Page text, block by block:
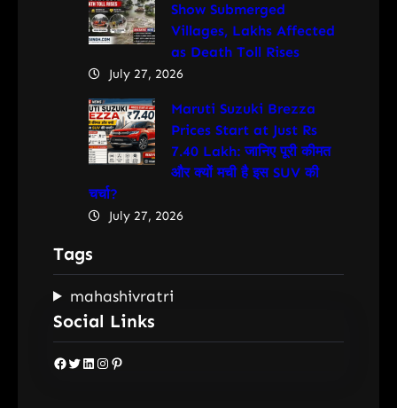
Show Submerged
Villages, Lakhs Affected
as Death Toll Rises
July 27, 2026
Maruti Suzuki Brezza
Prices Start at Just Rs
7.40 Lakh: जानिए पूरी कीमत
और क्यों मची है इस SUV की
चर्चा?
July 27, 2026
Tags
mahashivratri
Social Links
Facebook Twitter LinkedIn Instagram Pinterest